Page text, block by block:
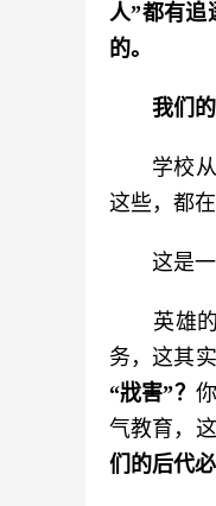
人”都有追
的。
我们
学校从来
这些，都
这是一
英雄的
务，这其
“戕害”？
气教育，
们的后代